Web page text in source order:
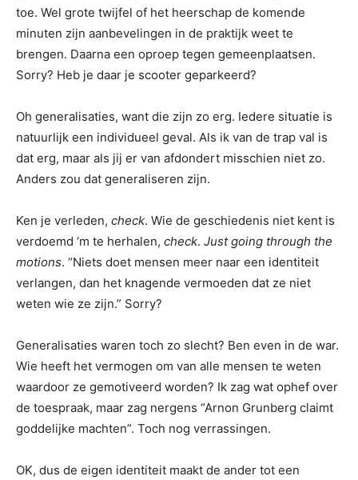
toe. Wel grote twijfel of het heerschap de komende
minuten zijn aanbevelingen in de praktijk weet te
brengen. Daarna een oproep tegen gemeenplaatsen.
Sorry? Heb je daar je scooter geparkeerd?
Oh generalisaties, want die zijn zo erg. Iedere situatie is
natuurlijk een individueel geval. Als ik van de trap val is
dat erg, maar als jij er van afdondert misschien niet zo.
Anders zou dat generaliseren zijn.
Ken je verleden, check. Wie de geschiedenis niet kent is
verdoemd ‘m te herhalen, check. Just going through the
motions. “Niets doet mensen meer naar een identiteit
verlangen, dan het knagende vermoeden dat ze niet
weten wie ze zijn.” Sorry?
Generalisaties waren toch zo slecht? Ben even in de war.
Wie heeft het vermogen om van alle mensen te weten
waardoor ze gemotiveerd worden? Ik zag wat ophef over
de toespraak, maar zag nergens “Arnon Grunberg claimt
goddelijke machten”. Toch nog verrassingen.
OK, dus de eigen identiteit maakt de ander tot een